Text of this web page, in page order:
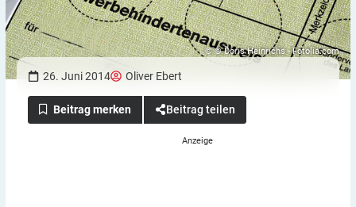
© © Doris Heinrichs - Fotolia.com
26. Juni 2014 Oliver Ebert
Beitrag teilen